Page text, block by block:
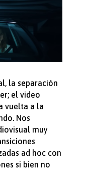
la separación
el video
vuelta a la
Nos
muy
ad hoc con
si bien no